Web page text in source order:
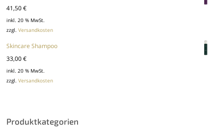
41,50€
inkl. 20 % MwSt.
zzgl.Versandkosten
Skincare Shampoo
33,00€
inkl. 20 % MwSt.
zzgl.Versandkosten
Produktkategorien